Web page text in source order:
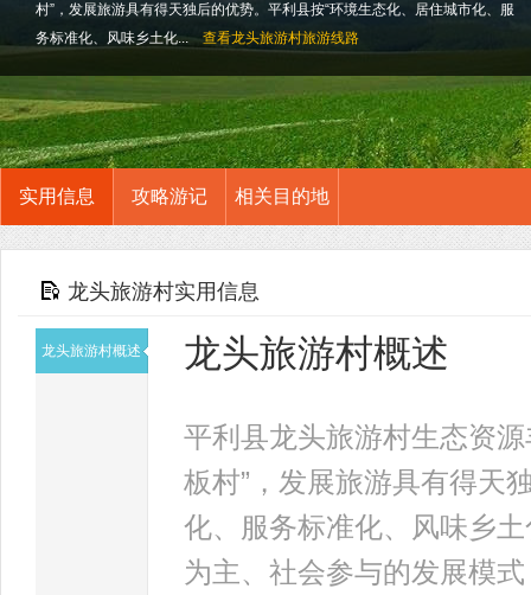
村”，发展旅游具有得天独后的优势。平利县按“环境生态化、居住城市化、服
务标准化、风味乡土化...
查看龙头旅游村旅游线路
实用信息 攻略游记 相关目的地
龙头旅游村实用信息
龙头旅游村概述 龙头旅游村概述
平利县龙头旅游村生态资
板村”，发展旅游具有得天
化、服务标准化、风味乡
为主、社会参与的发展模